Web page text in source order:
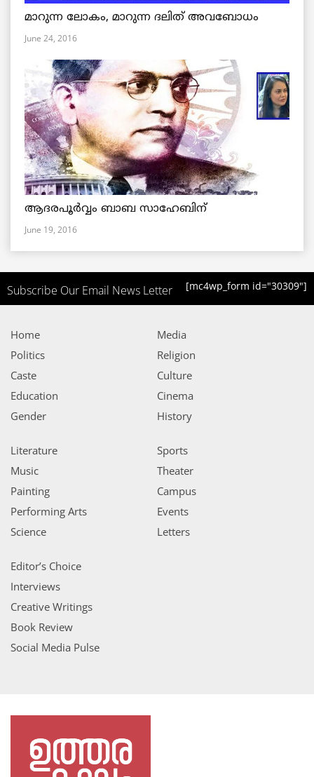
മാറുന്ന ലോകം, മാറുന്ന ദലിത് അവബോധം
June 24, 2016
ആദരപൂര്‍വ്വം ബാബ സാഹേബിന്
June 19, 2016
Subscribe Our Email News Letter [mc4wp_form id="30309"]
Home
Politics
Caste
Education
Gender
Media
Religion
Culture
Cinema
History
Literature
Music
Painting
Performing Arts
Science
Sports
Theater
Campus
Events
Letters
Editor’s Choice
Interviews
Creative Writings
Book Review
Social Media Pulse